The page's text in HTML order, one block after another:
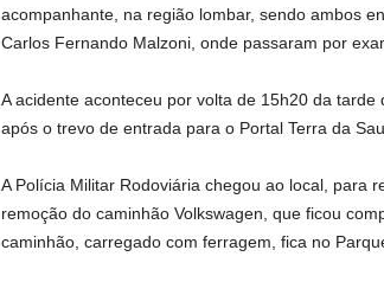
acompanhante, na região lombar, sendo ambos
Carlos Fernando Malzoni, onde passaram por
A acidente aconteceu por volta de 15h20 da
após o trevo de entrada para o Portal Terra da
A Polícia Militar Rodoviária chegou ao local, para
remoção do caminhão Volkswagen, que ficou
caminhão, carregado com ferragem, fica no